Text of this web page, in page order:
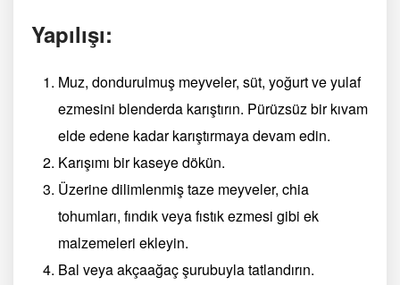
Yapılışı:
Muz, dondurulmuş meyveler, süt, yoğurt ve yulaf
ezmesini blenderda karıştırın. Pürüzsüz bir kıvam
elde edene kadar karıştırmaya devam edin.
Karışımı bir kaseye dökün.
Üzerine dilimlenmiş taze meyveler, chia
tohumları, fındık veya fıstık ezmesi gibi ek
malzemeleri ekleyin.
Bal veya akçaağaç şurubuyla tatlandırın.